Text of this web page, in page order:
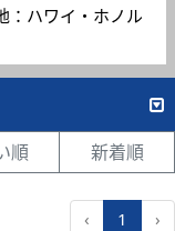
：ハワイ・ホノル
順 新着順
‹ 1 ›